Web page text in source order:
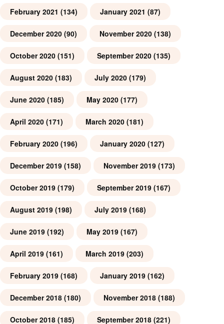
February 2021 (134) January 2021 (87)
December 2020 (90) November 2020 (138)
October 2020 (151) September 2020 (135)
August 2020 (183) July 2020 (179)
June 2020 (185) May 2020 (177)
April 2020 (171) March 2020 (181)
February 2020 (196) January 2020 (127)
December 2019 (158) November 2019 (173)
October 2019 (179) September 2019 (167)
August 2019 (198) July 2019 (168)
June 2019 (192) May 2019 (167)
April 2019 (161) March 2019 (203)
February 2019 (168) January 2019 (162)
December 2018 (180) November 2018 (188)
October 2018 (185) September 2018 (221)